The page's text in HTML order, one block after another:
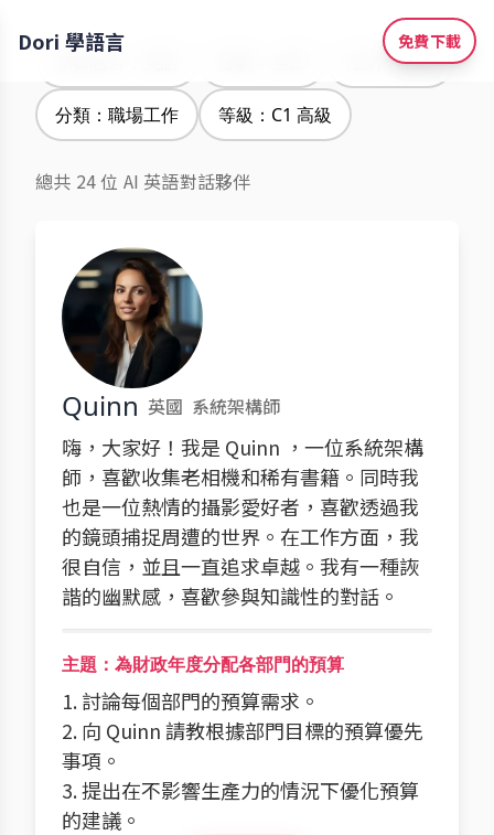
Dori 學語言 免費下載
性別：全部
分類：職場工作 等級：C1 高級
總共 24 位 AI 英語對話夥伴
Quinn 英國 系統架構師
嗨，大家好！我是 Quinn ，一位系統架構
師，喜歡收集老相機和稀有書籍。同時我
也是一位熱情的攝影愛好者，喜歡透過我
的鏡頭捕捉周遭的世界。在工作方面，我
很自信，並且一直追求卓越。我有一種詼
諧的幽默感，喜歡參與知識性的對話。
主題：為財政年度分配各部門的預算
1. 討論每個部門的預算需求。
2. 向 Quinn 請教根據部門目標的預算優先
事項。
3. 提出在不影響生產力的情況下優化預算
的建議。